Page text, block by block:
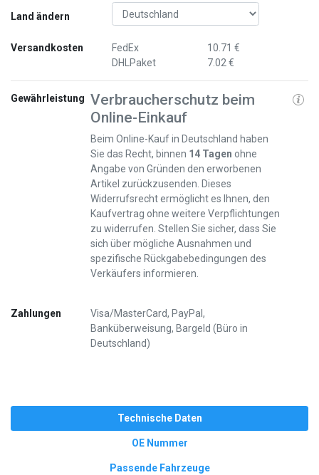
Land ändern
Versandkosten
FedEx
DHLPaket
10.71 €
7.02 €
Gewährleistung Verbraucherschutz beim
Online-Einkauf
Beim Online-Kauf in Deutschland haben
Sie das Recht, binnen 14 Tagen ohne
Angabe von Gründen den erworbenen
Artikel zurückzusenden. Dieses
Widerrufsrecht ermöglicht es Ihnen, den
Kaufvertrag ohne weitere Verpflichtungen
zu widerrufen. Stellen Sie sicher, dass Sie
sich über mögliche Ausnahmen und
spezifische Rückgabebedingungen des
Verkäufers informieren.
Zahlungen
Visa/MasterCard, PayPal,
Banküberweisung, Bargeld (Büro in
Deutschland)
Technische Daten
OE Nummer
Passende Fahrzeuge